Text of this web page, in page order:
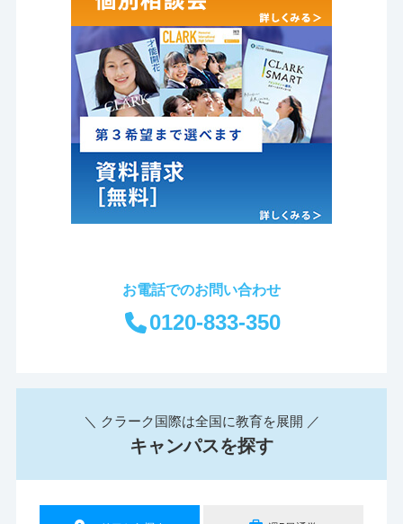
お電話でのお問い合わせ
0120-833-350
＼ クラーク国際は全国に教育を展開 ／
キャンパスを探す